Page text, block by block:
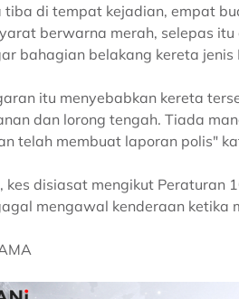
tiba di tempat kejadian, empat
berwarna merah, selepas
bahagian belakang kereta jenis
itu menyebabkan kereta
dan lorong tengah. Tiada
telah membuat laporan polis"
kes disiasat mengikut Peraturan
mengawal kenderaan ketika